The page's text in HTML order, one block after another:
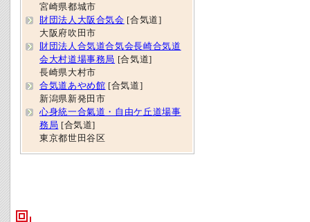
宮崎県都城市
財団法人大阪合気会 [合気道]
大阪府吹田市
財団法人合気道合気会長崎合気道
会大村道場事務局 [合気道]
長崎県大村市
合気道あやめ館 [合気道]
新潟県新発田市
心身統一合氣道・自由ケ丘道場事
務局 [合気道]
東京都世田谷区